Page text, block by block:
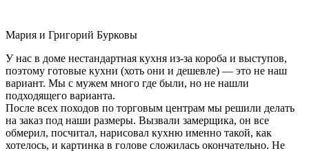
Мария и Григорий Бурковы
У нас в доме нестандартная кухня из-за короба и выступов,
поэтому готовые кухни (хоть они и дешевле) — это не наш
вариант. Мы с мужем много где были, но не нашли
подходящего варианта.
После всех походов по торговым центрам мы решили делать
на заказ под наши размеры. Вызвали замерщика, он все
обмерил, посчитал, нарисовал кухню именно такой, как
хотелось, и картинка в голове сложилась окончательно. Не